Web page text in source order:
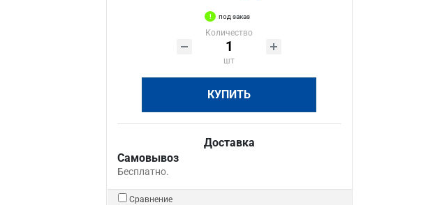
под заказ
Количество
шт
КУПИТЬ
Доставка
Самовывоз
Бесплатно.
Сравнение